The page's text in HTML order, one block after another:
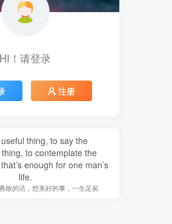
HI！请登录
注册
thing, to say the
to contemplate the
enough for one man’s
life.
敢的话，想美好的事，一生足矣